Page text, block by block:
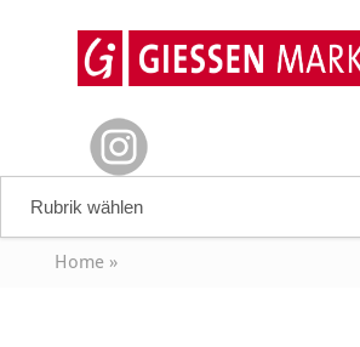
Home»